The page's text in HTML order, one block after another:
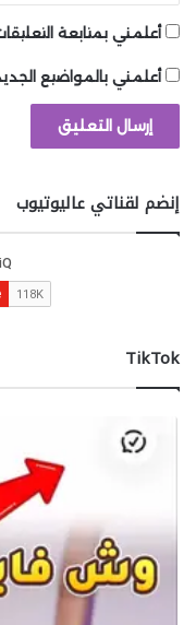
أنواع العصور وحضاراتها
هناك ثلاثة أعمار
المجتمعات الزراعية
مصرEGYPT – حضارة
ستكون في هذا الجزء.
تصمد أمام اختبار
القريبة من الصحاري،
الشريط الخصب لسهل
لقد تم الحفاظ على
من خلال النهر
إلى بناء طبقات من
من عجائبها. وكانت
أعلمني بمتابعة
أعلمني بالمواضيع
إنضم لقناتي عاليوتيوب
‫TikTok